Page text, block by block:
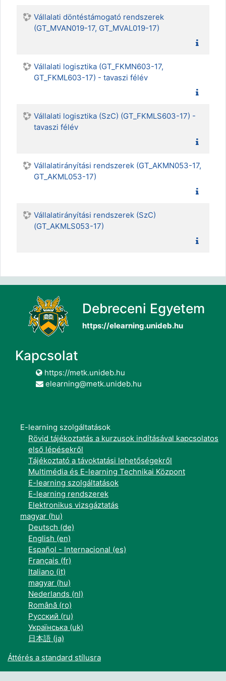
Vállalati döntéstámogató rendszerek
(GT_MVAN019-17, GT_MVAL019-17)
Vállalati logisztika (GT_FKMN603-17,
GT_FKML603-17) - tavaszi félév
Vállalati logisztika (SzC) (GT_FKMLS603-17) -
tavaszi félév
Vállalatirányítási rendszerek (GT_AKMN053-17,
GT_AKML053-17)
Vállalatirányítási rendszerek (SzC)
(GT_AKMLS053-17)
Debreceni Egyetem
https://elearning.unideb.hu
Kapcsolat
https://metk.unideb.hu
elearning@metk.unideb.hu
E-learning szolgáltatások
Rövid tájékoztatás a kurzusok indításával kapcsolatos
első lépésekről
Tájékoztató a távoktatási lehetőségekről
Multimédia és E-learning Technikai Központ
E-learning szolgáltatások
E-learning rendszerek
Elektronikus vizsgáztatás
magyar ‎(hu)‎
Deutsch ‎(de)‎
English ‎(en)‎
Español - Internacional ‎(es)‎
Français ‎(fr)‎
Italiano ‎(it)‎
magyar ‎(hu)‎
Nederlands ‎(nl)‎
Română ‎(ro)‎
Русский ‎(ru)‎
Українська ‎(uk)‎
日本語 ‎(ja)‎
Áttérés a standard stílusra